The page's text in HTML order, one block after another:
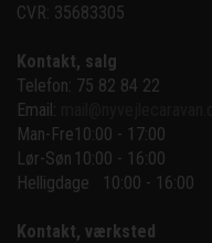
CVR: 35683305
Kontakt, salg
Telefon: 75 82 84 22
Email:
Man-Fre10:00 - 17:00
Lør-Søn 10:00 - 16:00
Helligdage   10:00 - 16:00
Kontakt, værksted